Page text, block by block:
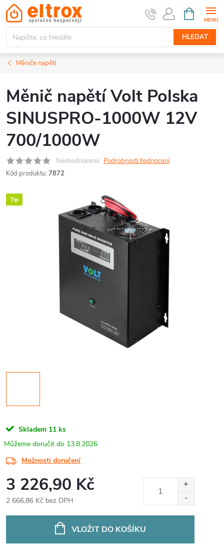
Přejít
na
obsah
HLEDAT
NÁKUPNÍ
KOŠÍK
Měniče napětí
Měnič napětí Volt Polska
SINUSPRO-1000W 12V
700/1000W
Neohodnoceno Podrobnosti hodnocení
Kód produktu: 7872
Tip
Skladem 11 ks
13.8.2026
Možnosti doručení
3 226,90 Kč
2 666,86 Kč bez DPH
VLOŽIT DO KOŠÍKU